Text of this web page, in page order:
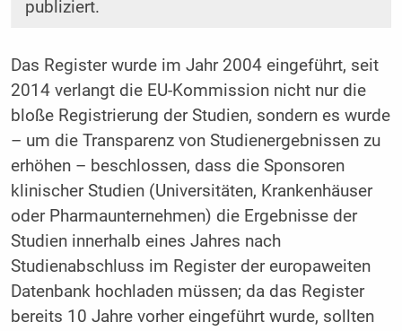
publiziert.
Das Register wurde im Jahr 2004 eingeführt, seit
2014 verlangt die EU-Kommission nicht nur die
bloße Registrierung der Studien, sondern es wurde
– um die Transparenz von Studienergebnissen zu
erhöhen – beschlossen, dass die Sponsoren
klinischer Studien (Universitäten, Krankenhäuser
oder Pharmaunternehmen) die Ergebnisse der
Studien innerhalb eines Jahres nach
Studienabschluss im Register der europaweiten
Datenbank hochladen müssen; da das Register
bereits 10 Jahre vorher eingeführt wurde, sollten